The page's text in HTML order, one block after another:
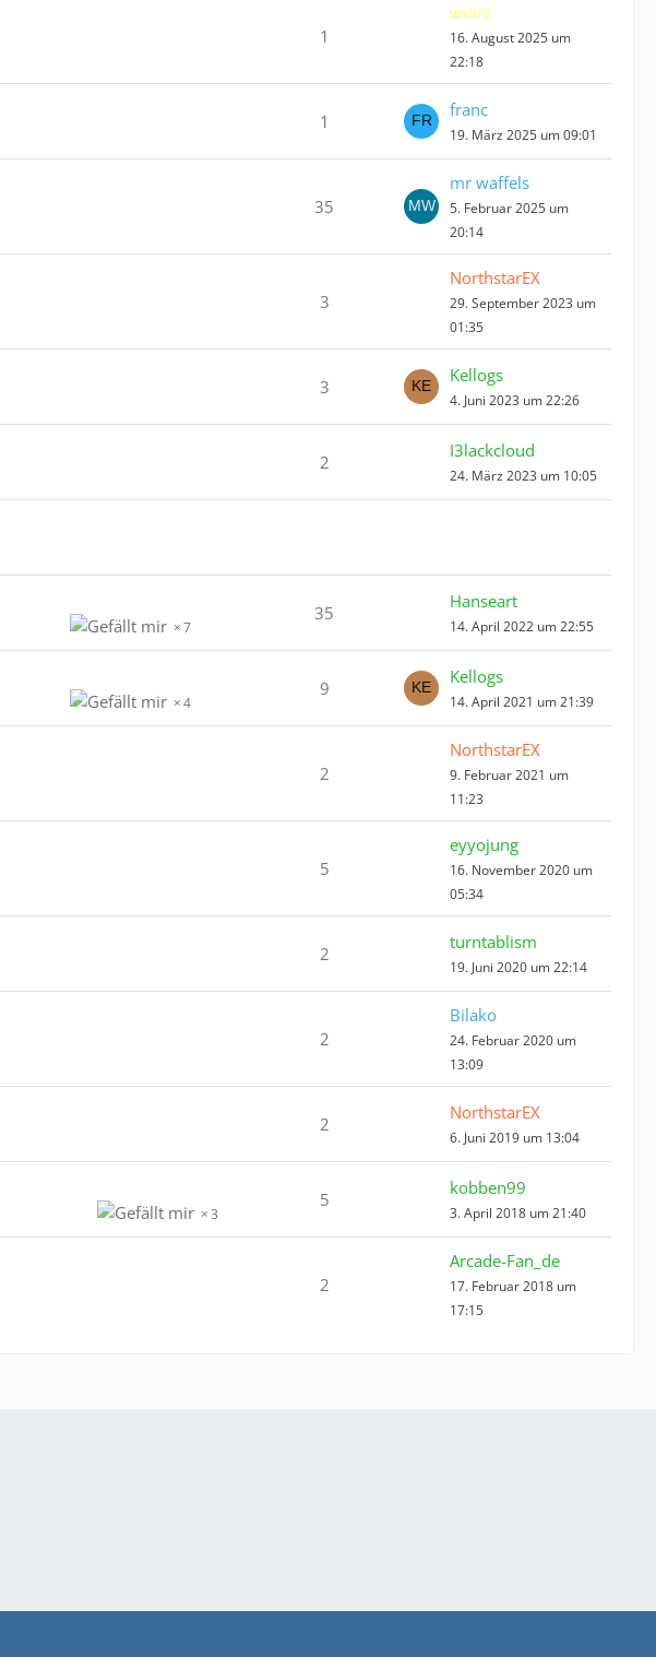
1
winni
16. August 2025 um
22:18
1
franc
19. März 2025 um 09:01
35
mr waffels
5. Februar 2025 um
20:14
3
NorthstarEX
29. September 2023 um
01:35
3
Kellogs
4. Juni 2023 um 22:26
2
I3lackcloud
24. März 2023 um 10:05
7
35
Hanseart
14. April 2022 um 22:55
4
9
Kellogs
14. April 2021 um 21:39
2
NorthstarEX
9. Februar 2021 um
11:23
5
eyyojung
16. November 2020 um
05:34
2
turntablism
19. Juni 2020 um 22:14
2
Bilako
24. Februar 2020 um
13:09
2
NorthstarEX
6. Juni 2019 um 13:04
3
5
kobben99
3. April 2018 um 21:40
2
Arcade-Fan_de
17. Februar 2018 um
17:15